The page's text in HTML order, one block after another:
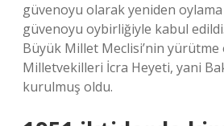
güvenoyu olarak yeniden oylama
güvenoyu oybirliğiyle kabul
Büyük Millet Meclisi’nin yürütme
Milletvekilleri İcra Heyeti, yani
kurulmuş oldu.